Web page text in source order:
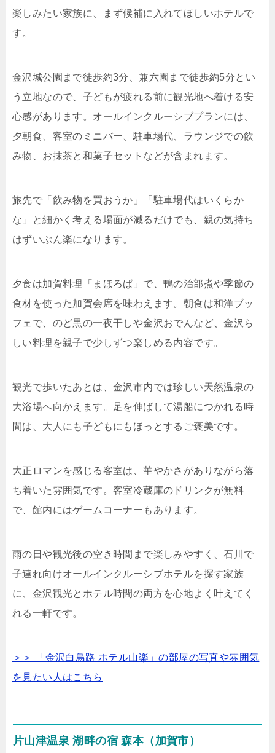
楽しみたい家族に、まず候補に入れてほしいホテルで
す。
金沢城公園まで徒歩約3分、兼六園まで徒歩約5分とい
う立地なので、子どもが疲れる前に観光地へ着ける安
心感があります。オールインクルーシブプランには、
夕朝食、客室のミニバー、駐車場代、ラウンジでの飲
み物、お抹茶と和菓子セットなどが含まれます。
旅先で「飲み物を買おうか」「駐車場代はいくらか
な」と細かく考える場面が減るだけでも、親の気持ち
はずいぶん楽になります。
夕食は加賀料理「まほろば」で、鴨の治部煮や季節の
食材を使った加賀会席を味わえます。朝食は和洋ブッ
フェで、のど黒の一夜干しや金沢おでんなど、金沢ら
しい料理を親子で少しずつ楽しめる内容です。
観光で歩いたあとは、金沢市内では珍しい天然温泉の
大浴場へ向かえます。足を伸ばして湯船につかれる時
間は、大人にも子どもにもほっとするご褒美です。
大正ロマンを感じる客室は、華やかさがありながら落
ち着いた雰囲気です。客室冷蔵庫のドリンクが無料
で、館内にはゲームコーナーもあります。
雨の日や観光後の空き時間まで楽しみやすく、石川で
子連れ向けオールインクルーシブホテルを探す家族
に、金沢観光とホテル時間の両方を心地よく叶えてく
れる一軒です。
＞＞ 「金沢白鳥路 ホテル山楽」の部屋の写真や雰囲気
を見たい人はこちら
片山津温泉 湖畔の宿 森本（加賀市）